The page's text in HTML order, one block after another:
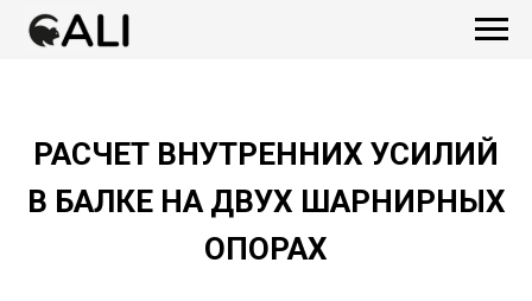
РАСЧЕТ ВНУТРЕННИХ УСИЛИЙ
В БАЛКЕ НА ДВУХ ШАРНИРНЫХ
ОПОРАХ